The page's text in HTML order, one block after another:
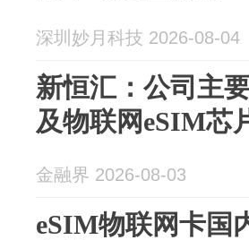
深圳妙月科技 2026-08-04
新恒汇：公司主
及物联网eSIM芯
金融界 2026-08-03
eSIM物联网卡国